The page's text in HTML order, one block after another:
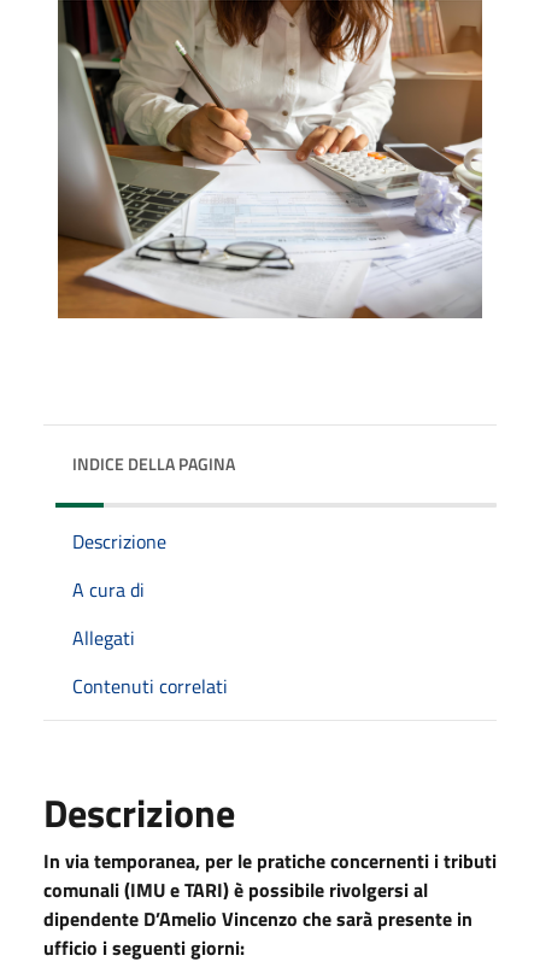
INDICE DELLA PAGINA
Descrizione
A cura di
Allegati
Contenuti correlati
Descrizione
In via temporanea, per le pratiche concernenti i tributi
comunali (IMU e TARI) è possibile rivolgersi al
dipendente D’Amelio Vincenzo che sarà presente in
ufficio i seguenti giorni: